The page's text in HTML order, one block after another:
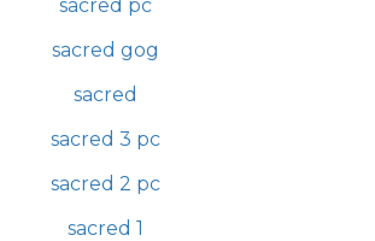
sacred pc
sacred gog
sacred
sacred 3 pc
sacred 2 pc
sacred 1